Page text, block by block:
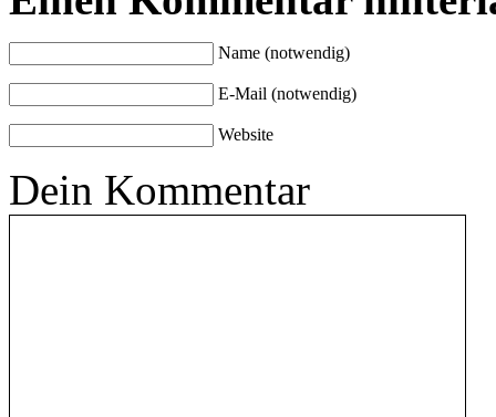
Name (notwendig)
E-Mail (notwendig)
Website
Dein Kommentar